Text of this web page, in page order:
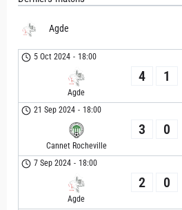
Agde
5 Oct 2024 - 18:00
Agde
4 1
21 Sep 2024 - 18:00
Cannet Rocheville
3 0
7 Sep 2024 - 18:00
Agde
2 0